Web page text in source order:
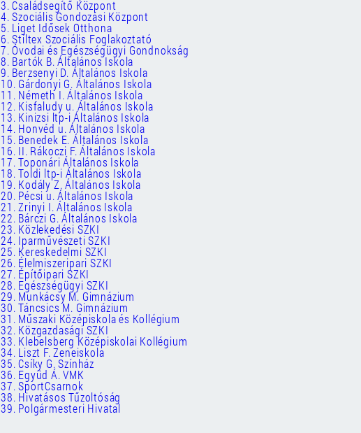
3. Családsegítő Központ
4. Szociális Gondozási Központ
5. Liget Idősek Otthona
6. Stíltex Szociális Foglakoztató
7. Óvodai és Egészségügyi Gondnokság
8. Bartók B. Általános Iskola
9. Berzsenyi D. Általános Iskola
10. Gárdonyi G. Általános Iskola
11. Németh I. Általános Iskola
12. Kisfaludy u. Általános Iskola
13. Kinizsi ltp-i Általános Iskola
14. Honvéd u. Általános Iskola
15. Benedek E. Általános Iskola
16. II. Rákoczi F. Általános Iskola
17. Toponári Általános Iskola
18. Toldi ltp-i Általános Iskola
19. Kodály Z. Általános Iskola
20. Pécsi u. Általános Iskola
21. Zrinyi I. Általános Iskola
22. Bárczi G. Általános Iskola
23. Közlekedési SZKI
24. Iparművészeti SZKI
25. Kereskedelmi SZKI
26. Élelmiszeripari SZKI
27. Építőipari SZKI
28. Egészségügyi SZKI
29. Munkácsy M. Gimnázium
30. Táncsics M. Gimnázium
31. Műszaki Középiskola és Kollégium
32. Közgazdasági SZKI
33. Klebelsberg Középiskolai Kollégium
34. Liszt F. Zeneiskola
35. Csíky G. Színház
36. Együd Á. VMK
37. SportCsarnok
38. Hivatásos Tűzoltóság
39. Polgármesteri Hivatal